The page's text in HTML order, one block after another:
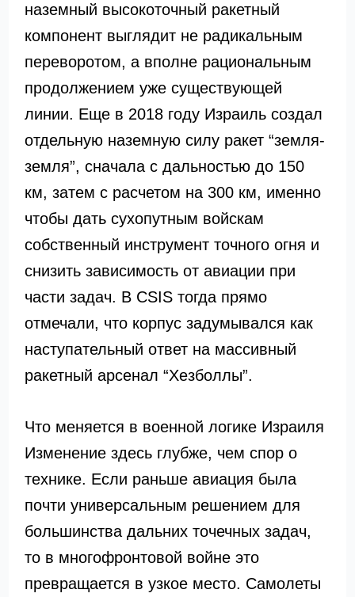
наземный высокоточный ракетный
компонент выглядит не радикальным
переворотом, а вполне рациональным
продолжением уже существующей
линии. Еще в 2018 году Израиль создал
отдельную наземную силу ракет “земля-
земля”, сначала с дальностью до 150
км, затем с расчетом на 300 км, именно
чтобы дать сухопутным войскам
собственный инструмент точного огня и
снизить зависимость от авиации при
части задач. В CSIS тогда прямо
отмечали, что корпус задумывался как
наступательный ответ на массивный
ракетный арсенал “Хезболлы”.
Что меняется в военной логике Израиля
Изменение здесь глубже, чем спор о
технике. Если раньше авиация была
почти универсальным решением для
большинства дальних точечных задач,
то в многофронтовой войне это
превращается в узкое место. Самолеты